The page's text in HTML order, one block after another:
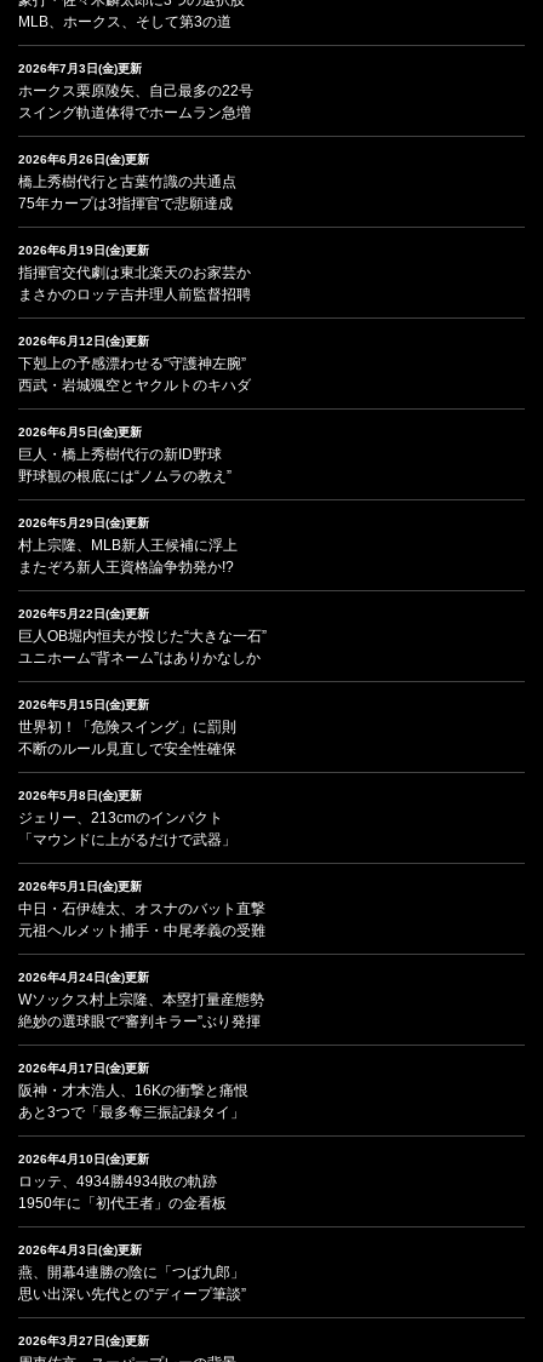
MLB、ホークス、そして第3の道
2026年7月3日(金)更新
ホークス栗原陵矢、自己最多の22号
スイング軌道体得でホームラン急増
2026年6月26日(金)更新
橋上秀樹代行と古葉竹識の共通点
75年カープは3指揮官で悲願達成
2026年6月19日(金)更新
指揮官交代劇は東北楽天のお家芸か
まさかのロッテ吉井理人前監督招聘
2026年6月12日(金)更新
下剋上の予感漂わせる“守護神左腕”
西武・岩城颯空とヤクルトのキハダ
2026年6月5日(金)更新
巨人・橋上秀樹代行の新ID野球
野球観の根底には“ノムラの教え”
2026年5月29日(金)更新
村上宗隆、MLB新人王候補に浮上
またぞろ新人王資格論争勃発か!?
2026年5月22日(金)更新
巨人OB堀内恒夫が投じた“大きな一石”
ユニホーム“背ネーム”はありかなしか
2026年5月15日(金)更新
世界初！「危険スイング」に罰則
不断のルール見直しで安全性確保
2026年5月8日(金)更新
ジェリー、213cmのインパクト
「マウンドに上がるだけで武器」
2026年5月1日(金)更新
中日・石伊雄太、オスナのバット直撃
元祖ヘルメット捕手・中尾孝義の受難
2026年4月24日(金)更新
Wソックス村上宗隆、本塁打量産態勢
絶妙の選球眼で“審判キラー”ぶり発揮
2026年4月17日(金)更新
阪神・才木浩人、16Kの衝撃と痛恨
あと3つで「最多奪三振記録タイ」
2026年4月10日(金)更新
ロッテ、4934勝4934敗の軌跡
1950年に「初代王者」の金看板
2026年4月3日(金)更新
燕、開幕4連勝の陰に「つば九郎」
思い出深い先代との“ディープ筆談”
2026年3月27日(金)更新